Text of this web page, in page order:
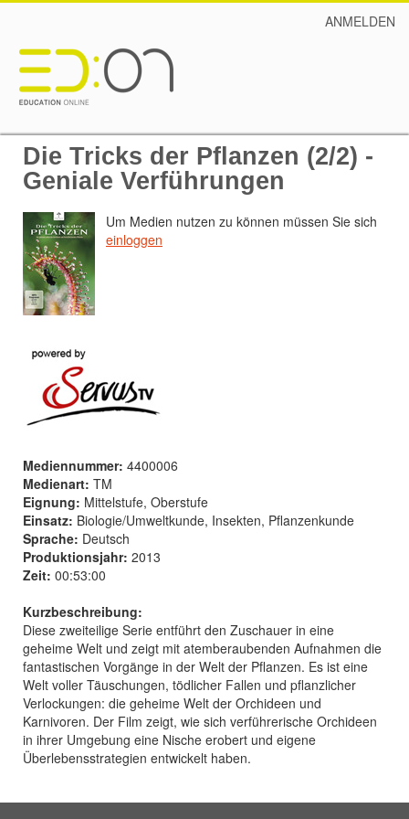
ANMELDEN
Die Tricks der Pflanzen (2/2) -
Geniale Verführungen
Um Medien nutzen zu können müssen Sie sich
einloggen
Mediennummer: 4400006
Medienart: TM
Eignung: Mittelstufe, Oberstufe
Einsatz: Biologie/Umweltkunde, Insekten, Pflanzenkunde
Sprache: Deutsch
Produktionsjahr: 2013
Zeit: 00:53:00
Kurzbeschreibung:
Diese zweiteilige Serie entführt den Zuschauer in eine
geheime Welt und zeigt mit atemberaubenden Aufnahmen die
fantastischen Vorgänge in der Welt der Pflanzen. Es ist eine
Welt voller Täuschungen, tödlicher Fallen und pflanzlicher
Verlockungen: die geheime Welt der Orchideen und
Karnivoren. Der Film zeigt, wie sich verführerische Orchideen
in ihrer Umgebung eine Nische erobert und eigene
Überlebensstrategien entwickelt haben.